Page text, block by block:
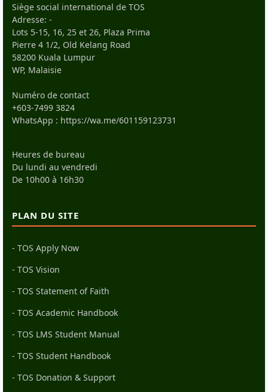
Siège social international de TOS
Adresse: -
Lots 5-15, 16, 25 et 26, Plaza Prima
Pierre 4 1/2, Old Kelang Road
58200 Kuala Lumpur
WP, Malaisie
Numéro de contact
+603-7499 3824
WhatsApp : https://wa.me/601159123731
Heures de bureau
Du lundi au vendredi
De 10h00 à 16h30
PLAN DU SITE
- TOS Apply Now
- TOS Vision
- TOS Statement of Faith
- TOS Academic Handbook
- TOS LMS Student Manual
- TOS Student Handbook
- TOS Donation & Support